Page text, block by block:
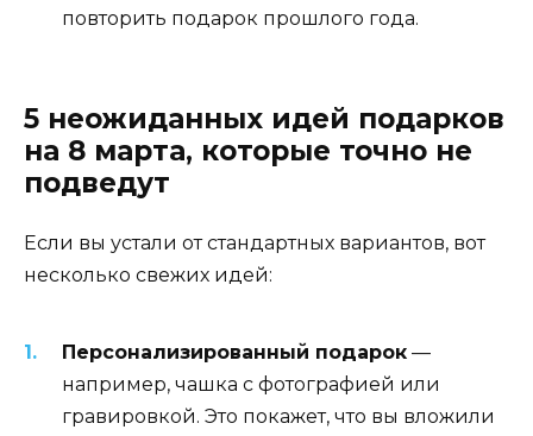
повторить подарок прошлого года.
5 неожиданных идей подарков
на 8 марта, которые точно не
подведут
Если вы устали от стандартных вариантов, вот
несколько свежих идей:
Персонализированный подарок —
например, чашка с фотографией или
гравировкой. Это покажет, что вы вложили